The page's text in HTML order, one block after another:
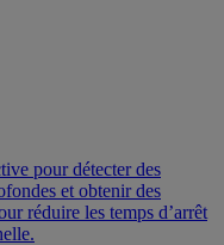
pour détecter des
et obtenir des
réduire les temps d’arrêt